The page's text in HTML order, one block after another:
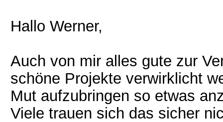
Hallo Werner,
Auch von mir alles gute zur
schöne Projekte verwirklicht
Mut aufzubringen so etwas
Viele trauen sich das sicher